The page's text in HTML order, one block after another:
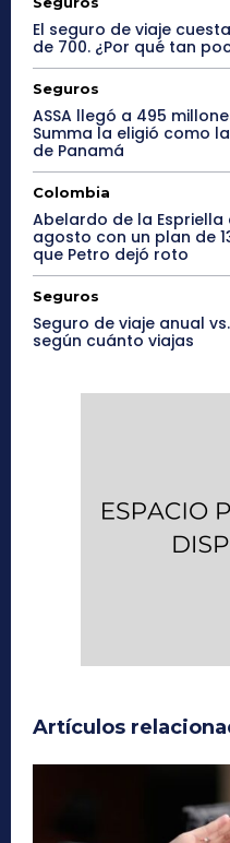
El seguro de viaje
de 700. ¿Por qué tan
Seguros
ASSA llegó a 495
Summa la eligió como
de Panamá
Colombia
Abelardo de la
agosto con un plan de
que Petro dejó roto
Seguros
Seguro de viaje anual
según cuánto viajas
Artículos